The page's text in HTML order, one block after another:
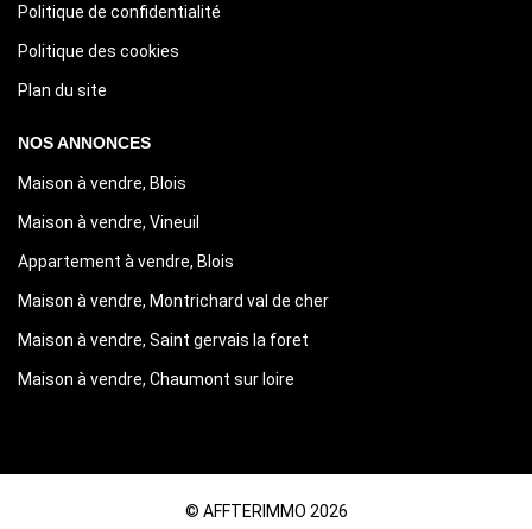
Politique de confidentialité
Politique des cookies
Plan du site
NOS ANNONCES
Maison à vendre, Blois
Maison à vendre, Vineuil
Appartement à vendre, Blois
Maison à vendre, Montrichard val de cher
Maison à vendre, Saint gervais la foret
Maison à vendre, Chaumont sur loire
© AFFTERIMMO 2026